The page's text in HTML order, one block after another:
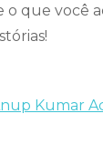
o que você
Kumar